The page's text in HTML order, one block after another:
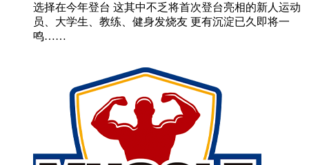
选择在今年登台 这其中不乏将首次登台亮相的新人运动
员、大学生、教练、健身发烧友 更有沉淀已久即将一
鸣……